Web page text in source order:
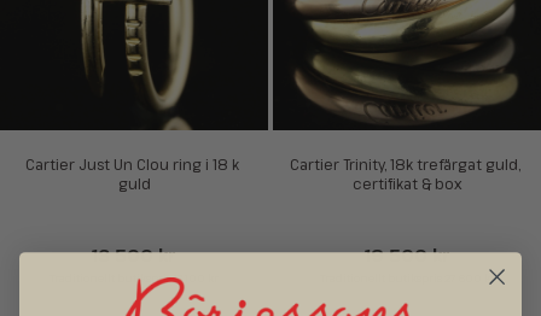
Cartier Just Un Clou ring i 18 k
guld
13 500 kr
Traditionellt butikspris 17 100 kr
Cartier Trinity, 18k trefärgat guld,
certifikat & box
19 500 kr
Traditionellt butikspris 27 600 kr